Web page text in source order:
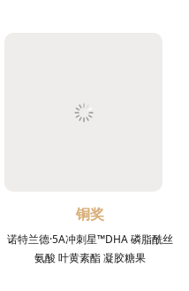
铜奖
诺特兰德·5A冲刺星™DHA 磷脂酰丝
氨酸 叶黄素酯 凝胶糖果